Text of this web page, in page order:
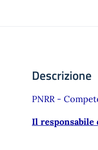
Descrizione
PNRR -
Il responsabile